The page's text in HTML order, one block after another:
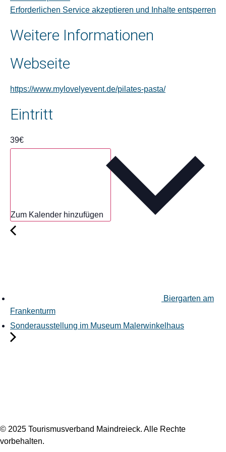
Erforderlichen Service akzeptieren und Inhalte entsperren
Weitere Informationen
Webseite
https://www.mylovelyevent.de/pilates-pasta/
Eintritt
39€
Zum Kalender hinzufügen
Biergarten am
Frankenturm
Sonderausstellung im Museum Malerwinkelhaus
© 2025 Tourismusverband Maindreieck. Alle Rechte
vorbehalten.